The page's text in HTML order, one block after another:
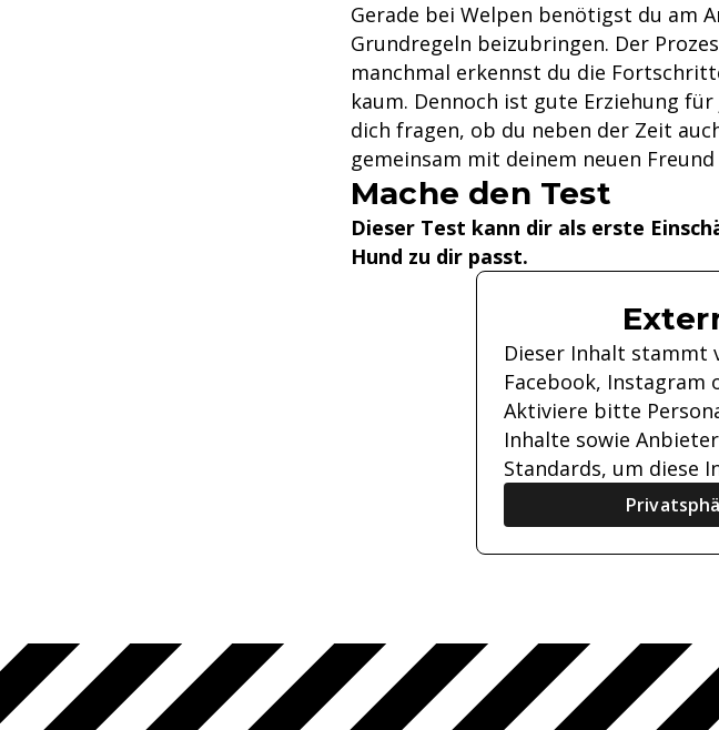
Gerade bei Welpen benötigst du am
Grundregeln beizubringen. Der
manchmal erkennst du die
kaum. Dennoch ist gute Erziehung
dich fragen, ob du neben der Zeit
gemeinsam mit deinem neuen
Mache den Test
Dieser Test kann dir als erste
Hund zu dir passt.
Dieser Inhalt stammt
Facebook, Instagram
Aktiviere bitte
Inhalte sowie
Standards, um diese